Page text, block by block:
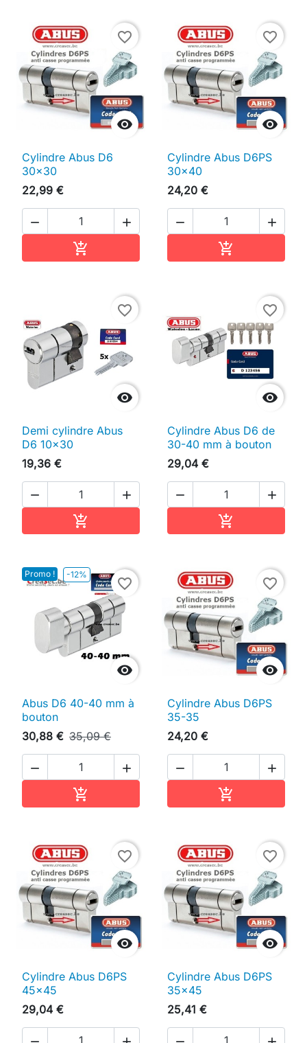

favorite_border
Cylindre Abus D6
30x30
22,99 €
 


favorite_border
Cylindre Abus D6PS
30x40
24,20 €
 


favorite_border
Demi cylindre Abus
D6 10x30
19,36 €
 


favorite_border
Cylindre Abus D6 de
30-40 mm à bouton
29,04 €
 

Promo ! -12%

favorite_border
Abus D6 40-40 mm à
bouton
30,88 € 35,09 €
 


favorite_border
Cylindre Abus D6PS
35-35
24,20 €
 


favorite_border
Cylindre Abus D6PS
45x45
29,04 €

favorite_border
Cylindre Abus D6PS
35x45
25,41 €